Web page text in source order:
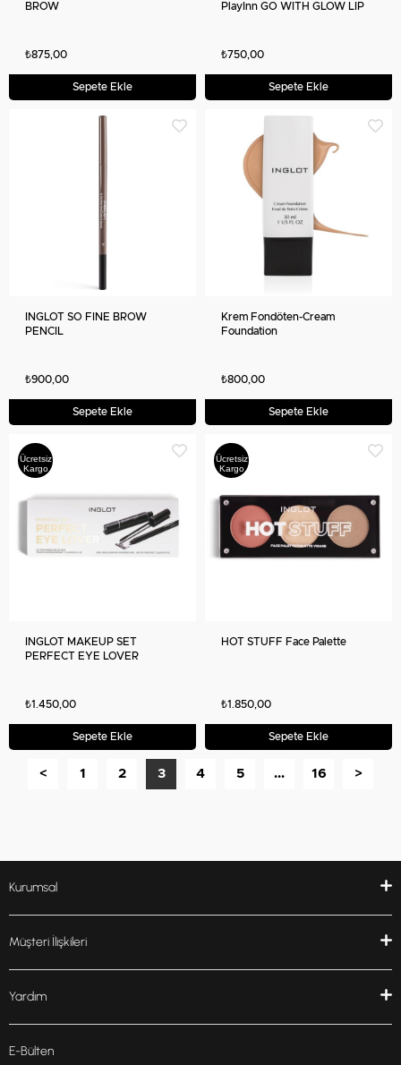
BROW
₺875,00
Sepete Ekle
PlayInn GO WITH GLOW LIP
₺750,00
Sepete Ekle
INGLOT SO FINE BROW
PENCIL
₺900,00
Sepete Ekle
Krem Fondöten-Cream
Foundation
₺800,00
Sepete Ekle
Ücretsiz
Kargo
INGLOT MAKEUP SET
PERFECT EYE LOVER
₺1.450,00
Sepete Ekle
Ücretsiz
Kargo
HOT STUFF Face Palette
₺1.850,00
Sepete Ekle
< 1 2 3 4 5 ... 16 >
Kurumsal
Müşteri İlişkileri
Yardım
E-Bülten